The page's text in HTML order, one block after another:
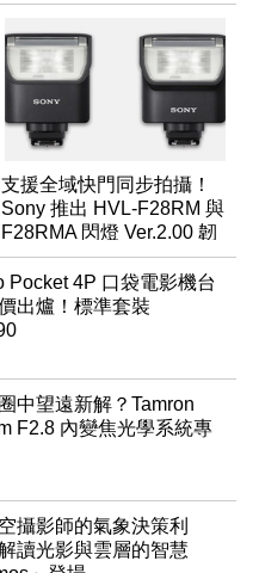
支援全域快門同步拍攝！
Sony 推出 HVL-F28RM 與
F28RMA 閃燈 Ver.2.00 韌
體
Pocket 4P 口袋電影機台
出爐！標準套裝
中望遠新解？Tamron
F2.8 內變焦光學系統專
攝影師的氣象決策利
讀光影與雲層的智慧